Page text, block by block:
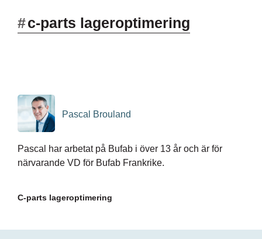
#c-parts lageroptimering
Pascal Brouland
Pascal har arbetat på Bufab i över 13 år och är för
närvarande VD för Bufab Frankrike.
C-parts lageroptimering